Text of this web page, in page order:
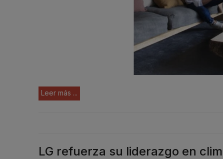
Leer más ...
LG refuerza su liderazgo en